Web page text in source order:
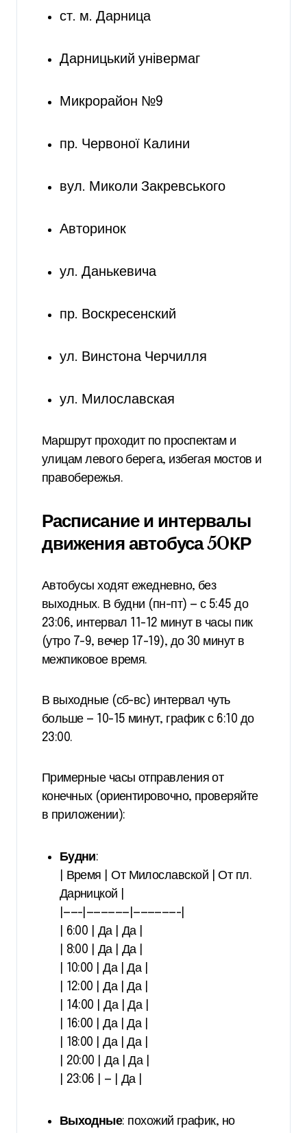
ст. м. Дарница
Дарницький універмаг
Микрорайон №9
пр. Червоної Калини
вул. Миколи Закревського
Авторинок
ул. Данькевича
пр. Воскресенский
ул. Винстона Черчилля
ул. Милославская
Маршрут проходит по проспектам и
улицам левого берега, избегая мостов и
правобережья.
Расписание и интервалы
движения автобуса 50КР
Автобусы ходят ежедневно, без
выходных. В будни (пн-пт) — с 5:45 до
23:06, интервал 11-12 минут в часы пик
(утро 7-9, вечер 17-19), до 30 минут в
межпиковое время.
В выходные (сб-вс) интервал чуть
больше — 10-15 минут, график с 6:10 до
23:00.
Примерные часы отправления от
конечных (ориентировочно, проверяйте
в приложении):
Будни:
| Время | От Милославской | От пл.
Дарницкой |
|——-|——————|——————-|
| 6:00 | Да | Да |
| 8:00 | Да | Да |
| 10:00 | Да | Да |
| 12:00 | Да | Да |
| 14:00 | Да | Да |
| 16:00 | Да | Да |
| 18:00 | Да | Да |
| 20:00 | Да | Да |
| 23:06 | — | Да |
Выходные: похожий график, но